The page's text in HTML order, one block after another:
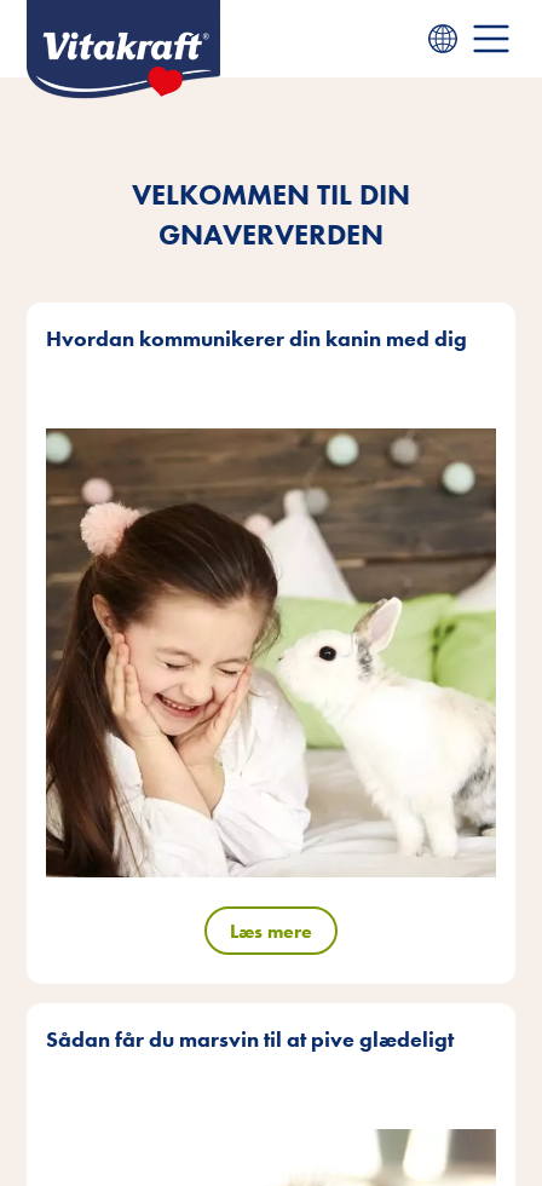
VELKOMMEN TIL DIN
GNAVERVERDEN
Hvordan kommunikerer din kanin med dig
Læs mere
Sådan får du marsvin til at pive glædeligt